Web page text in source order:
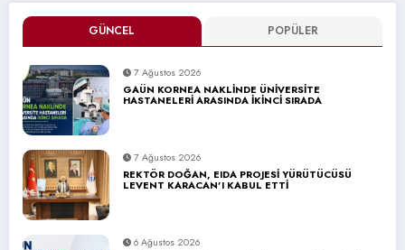
GÜNCEL POPÜLER
7 Ağustos 2026
GAÜN KORNEA NAKLİNDE ÜNİVERSİTE
HASTANELERİ ARASINDA İKİNCİ SIRADA
7 Ağustos 2026
REKTÖR DOĞAN, EIDA PROJESİ YÜRÜTÜCÜSÜ
LEVENT KARACAN’I KABUL ETTİ
6 Ağustos 2026